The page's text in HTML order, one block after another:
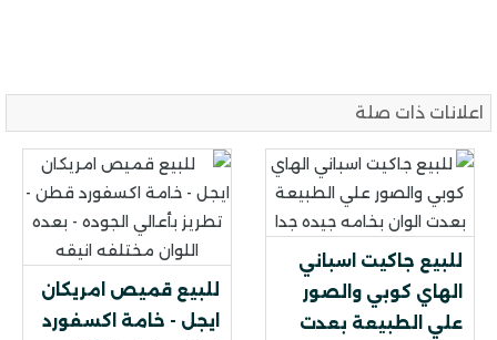
اعلانات ذات صلة
للبيع جاكيت اسباني
الهاي كوبي والصور
علي الطبيعة بعدت
للبيع قميص امريكان
ايجل - خامة اكسفورد